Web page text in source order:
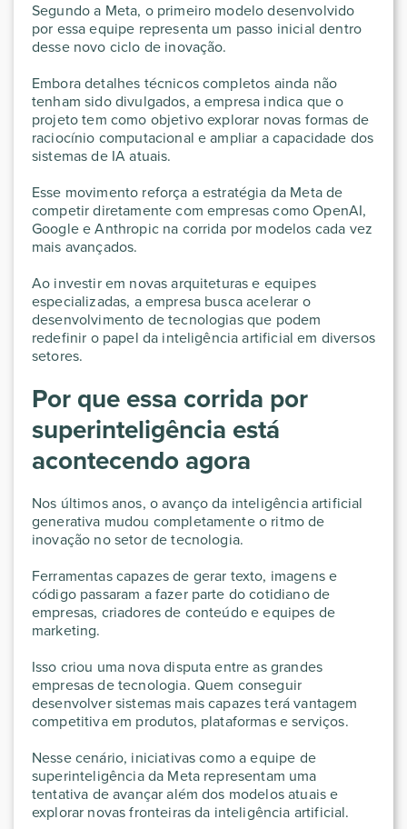
Segundo a Meta, o primeiro modelo desenvolvido
por essa equipe representa um passo inicial dentro
desse novo ciclo de inovação.
Embora detalhes técnicos completos ainda não
tenham sido divulgados, a empresa indica que o
projeto tem como objetivo explorar novas formas de
raciocínio computacional e ampliar a capacidade dos
sistemas de IA atuais.
Esse movimento reforça a estratégia da Meta de
competir diretamente com empresas como OpenAI,
Google e Anthropic na corrida por modelos cada vez
mais avançados.
Ao investir em novas arquiteturas e equipes
especializadas, a empresa busca acelerar o
desenvolvimento de tecnologias que podem
redefinir o papel da inteligência artificial em diversos
setores.
Por que essa corrida por
superinteligência está
acontecendo agora
Nos últimos anos, o avanço da inteligência artificial
generativa mudou completamente o ritmo de
inovação no setor de tecnologia.
Ferramentas capazes de gerar texto, imagens e
código passaram a fazer parte do cotidiano de
empresas, criadores de conteúdo e equipes de
marketing.
Isso criou uma nova disputa entre as grandes
empresas de tecnologia. Quem conseguir
desenvolver sistemas mais capazes terá vantagem
competitiva em produtos, plataformas e serviços.
Nesse cenário, iniciativas como a equipe de
superinteligência da Meta representam uma
tentativa de avançar além dos modelos atuais e
explorar novas fronteiras da inteligência artificial.